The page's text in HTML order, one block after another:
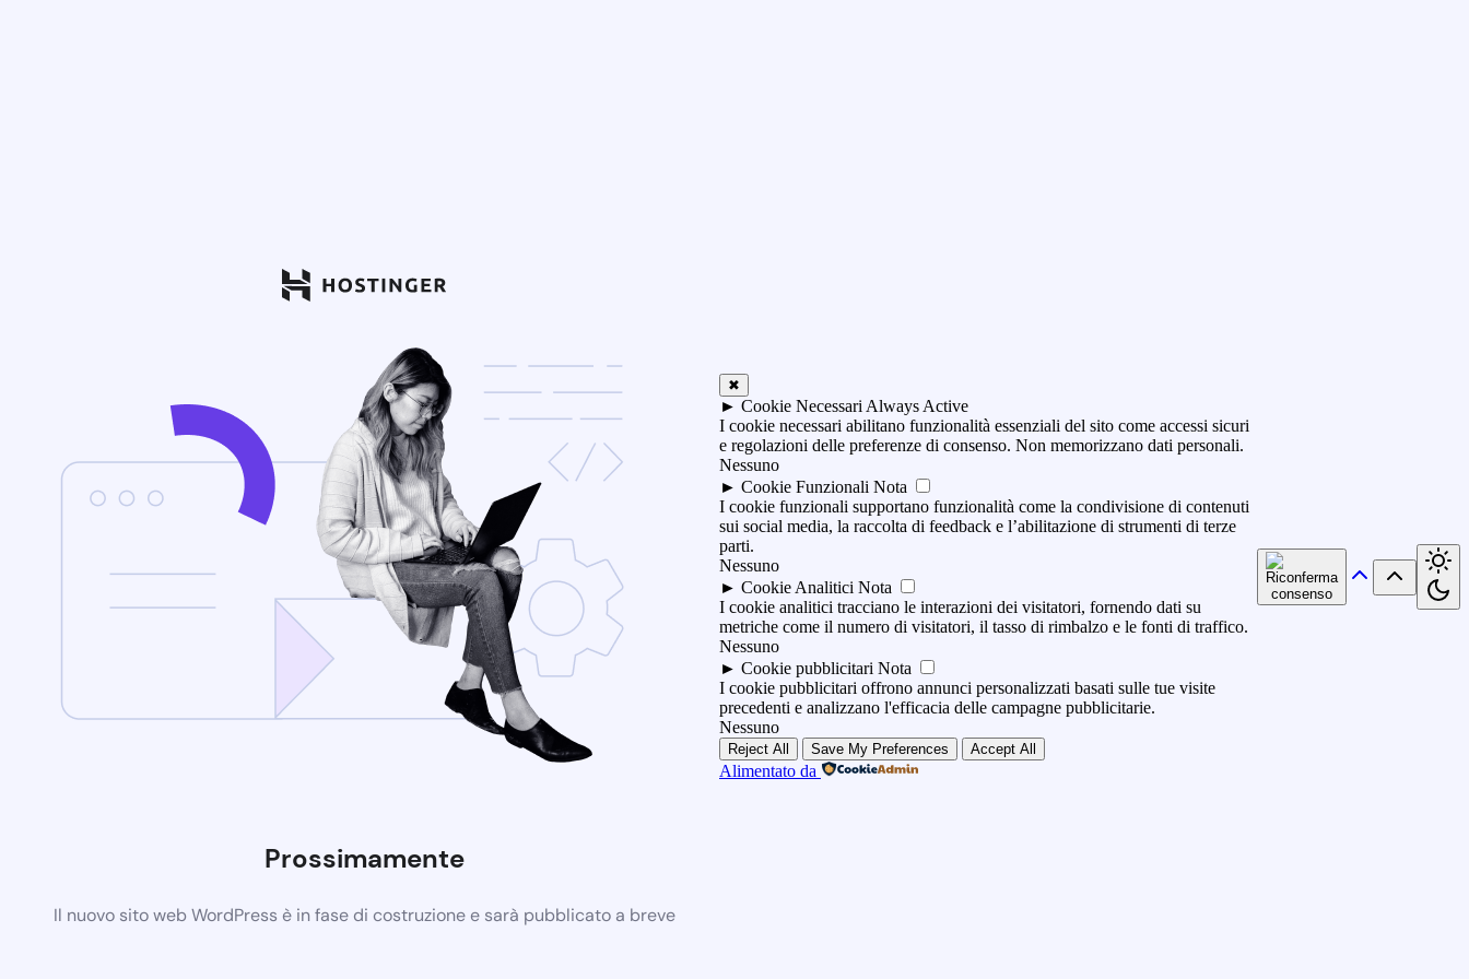
Prossimamente
Il nuovo sito web WordPress è in fase di costruzione e sarà pubblicato a breve
✖
► Cookie Necessari Always Active
I cookie necessari abilitano funzionalità essenziali del sito come accessi sicuri
e regolazioni delle preferenze di consenso. Non memorizzano dati personali.
Nessuno
► Cookie Funzionali Nota
I cookie funzionali supportano funzionalità come la condivisione di contenuti
sui social media, la raccolta di feedback e l’abilitazione di strumenti di terze
parti.
Nessuno
► Cookie Analitici Nota
I cookie analitici tracciano le interazioni dei visitatori, fornendo dati su
metriche come il numero di visitatori, il tasso di rimbalzo e le fonti di traffico.
Nessuno
► Cookie pubblicitari Nota
I cookie pubblicitari offrono annunci personalizzati basati sulle tue visite
precedenti e analizzano l'efficacia delle campagne pubblicitarie.
Nessuno
Reject All Save My Preferences Accept All
Alimentato da